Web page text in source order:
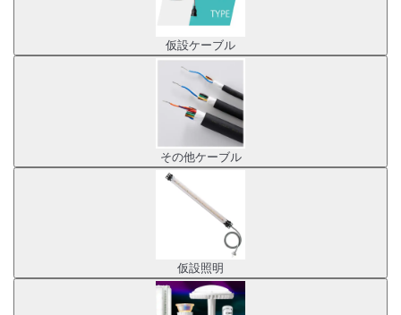
仮設ケーブル
その他ケーブル
仮設照明